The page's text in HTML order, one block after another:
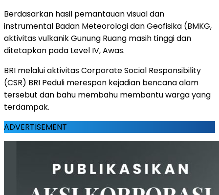
Berdasarkan hasil pemantauan visual dan
instrumental Badan Meteorologi dan Geofisika (BMKG,
aktivitas vulkanik Gunung Ruang masih tinggi dan
ditetapkan pada Level IV, Awas.
BRI melalui aktivitas Corporate Social Responsibility
(CSR) BRI Peduli merespon kejadian bencana alam
tersebut dan bahu membahu membantu warga yang
terdampak.
ADVERTISEMENT